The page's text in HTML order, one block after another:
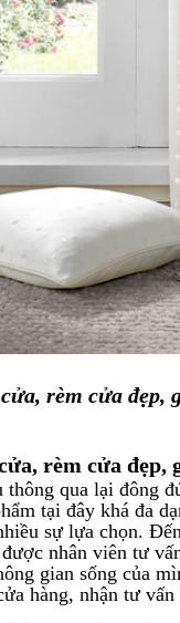
rèm cửa
rèm cửa
qua lại đông
tại đây khá đa
sự lựa chọn.
nhân viên tư
gian sống của
hàng, nhận tư